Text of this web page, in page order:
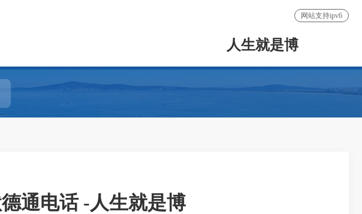
网站支持ipv6
人生就是博
通电话 -人生就是博